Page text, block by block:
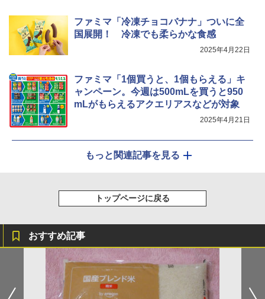
￥44,800
ファミマ「冷凍チョコバナナ」ついに全
国展開！ 冷凍でも柔らかな食感
2025年4月22日
ファミマ「1個買うと、1個もらえる」キ
ャンペーン。今週は500mLを買うと950
mLがもらえるアクエリアスなどが対象
2025年4月21日
もっと関連記事を見る
トップページに戻る
おすすめ記事